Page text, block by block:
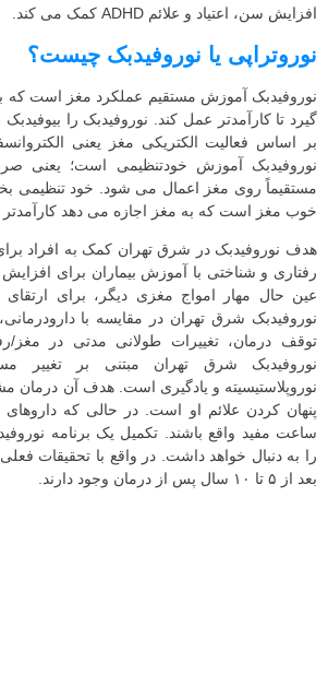
افزایش سن، اعتیاد و علائم ADHD کمک می کند.
نوروتراپی یا نوروفیدبک چیست؟
نوروفیدبک آموزش مستقیم عملکرد مغز است که
نوروفیدبک آموزش خودتنظیمی است؛ یعنی
مستقیماً روی مغز اعمال می شود. خود تنظیمی
خوب مغز است که به مغز اجازه می دهد کارآمدتر
هدف نوروفیدبک در شرق تهران کمک به افراد
رفتاری و شناختی با آموزش بیماران برای
عین حال مهار امواج مغزی دیگر، برای ارتقای
نوروفیدبک شرق تهران در مقایسه با
توقف درمان، تغییرات طولانی مدتی در مغز/
نوروفیدبک شرق تهران مبتنی بر تغییر
نوروپلاستیسیته و یادگیری است. هدف آن درمان
ساعت مفید واقع باشند. تکمیل یک برنامه
را به دنبال خواهد داشت. در واقع با تحقیقات
بعد از ۵ تا ۱۰ سال پس از درمان وجود دارند.